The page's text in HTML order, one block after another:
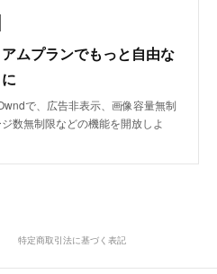
ムプランでもっと自由な
で、広告非表示、画像容量無制
数無制限などの機能を開放しよ
特定商取引法に基づく表記